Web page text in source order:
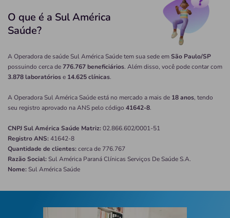
O que é a Sul América
Saúde?
A Operadora de saúde Sul América Saúde tem sua sede emSão Paulo/SP
possuindo cerca de776.767 beneficiários. Além disso, você pode contar com
3.878 laboratóriose 14.625 clínicas.
A Operadora Sul América Saúde está no mercado a mais de 18 anos, tendo
seu registro aprovado na ANS pelo código 41642-8.
CNPJSul América Saúde Matriz:02.866.602/0001-51
Registro ANS:41642-8
Quantidade de clientes:cerca de 776.767
Razão Social:Sul América Paraná Clínicas Serviços De Saúde S.A.
Nome:Sul América Saúde